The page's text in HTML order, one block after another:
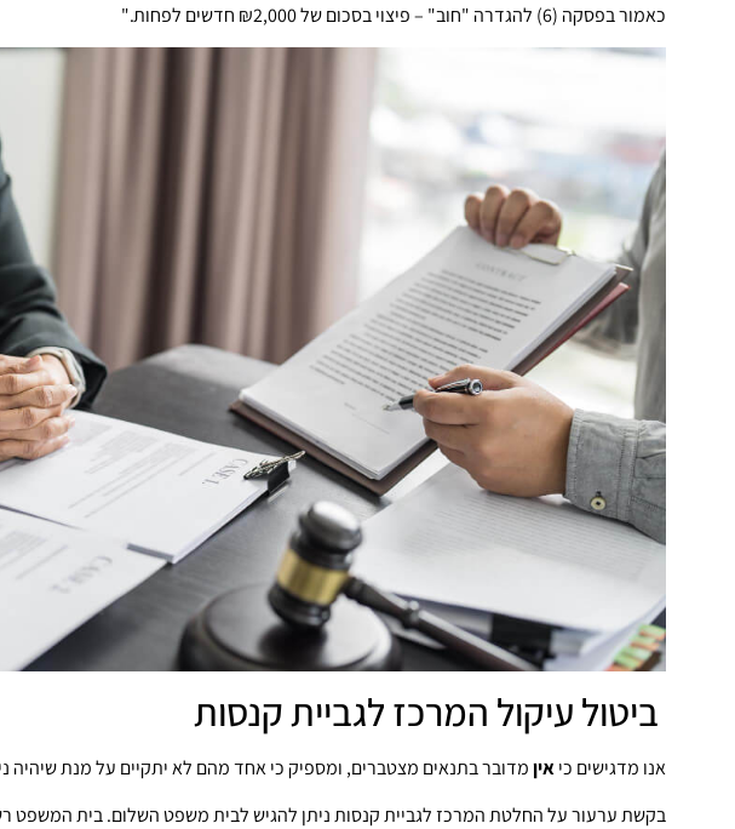
כאמור בפסקה (6) להגדרה "חוב" – פיצוי בסכום של ₪2,000 חדשים לפחות."
ביטול עיקול המרכז לגביית קנסות
אנו מדגישים כיאיןמדובר בתנאים מצטברים, ומספיק כי אחד מהם לא יתקיים על מנת שיהיה
בקשת ערעור על החלטת המרכז לגביית קנסות ניתן להגיש לבית משפט השלום. בית המשפט